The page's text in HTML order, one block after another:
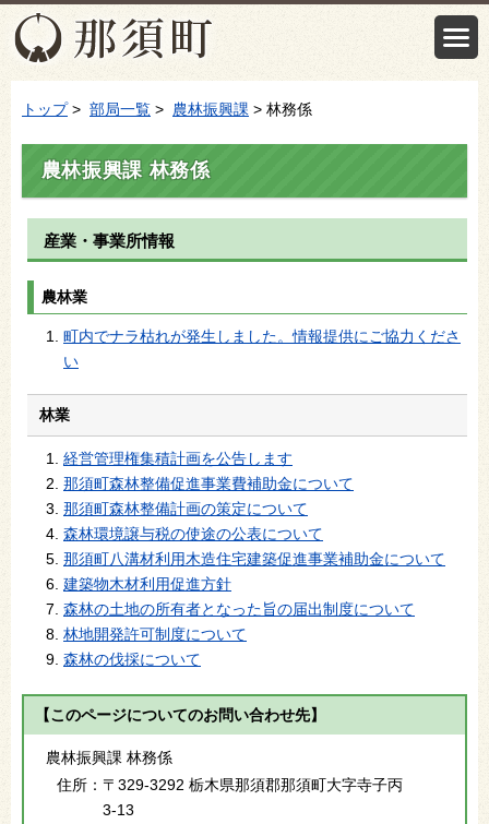
トップ> 部局一覧 > 農林振興課 > 林務係
農林振興課 林務係
産業・事業所情報
農林業
町内でナラ枯れが発生しました。情報提供にご協力くださ
い
林業
経営管理権集積計画を公告します
那須町森林整備促進事業費補助金について
那須町森林整備計画の策定について
森林環境譲与税の使途の公表について
那須町八溝材利用木造住宅建築促進事業補助金について
建築物木材利用促進方針
森林の土地の所有者となった旨の届出制度について
林地開発許可制度について
森林の伐採について
【このページについてのお問い合わせ先】
農林振興課 林務係
住所： 〒329-3292 栃木県那須郡那須町大字寺子丙
3-13